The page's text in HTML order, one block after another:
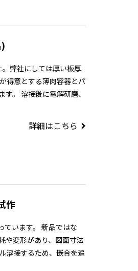
弊社にしては厚い板厚
得意とする薄肉容器とパ
。 溶接後に電解研磨、
詳細はこちら
作
ています。 新品ではな
や変形があり、図面寸法
溶接するため、嵌合を追